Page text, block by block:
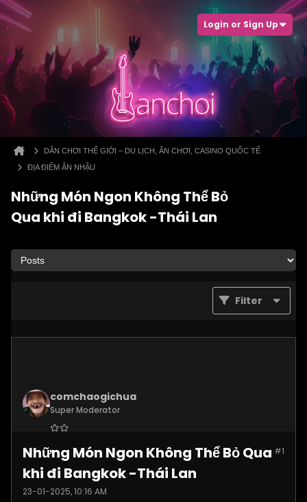
Login or Sign Up
DÂN CHƠI THẾ GIỚI – DU LỊCH, ĂN CHƠI, CASINO QUỐC TẾ
ĐỊA ĐIỂM ĂN NHẬU
Những Món Ngon Không Thể Bỏ
Qua khi đi Bangkok -Thái Lan
Filter
comchaogichua
Super Moderator
Posts:10887 #1
Những Món Ngon Không Thể Bỏ Qua
khi đi Bangkok -Thái Lan
23-01-2025, 10:16 AM